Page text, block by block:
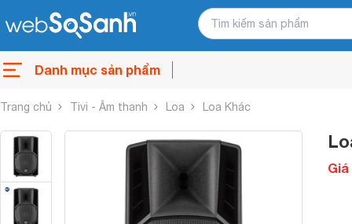
Danh mục sản phẩm
Trang chủ Tivi - Âm thanh Loa Loa Khác
Giá